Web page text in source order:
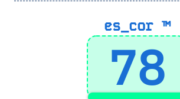
es_cor ™
78